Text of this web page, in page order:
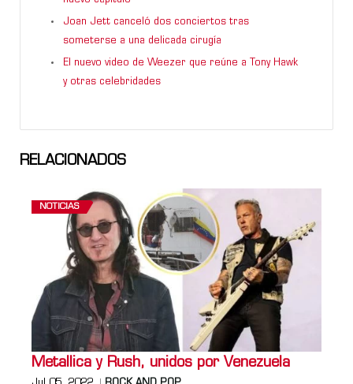
Joan Jett canceló dos conciertos tras
someterse a una delicada cirugía
El nuevo video de Weezer que reúne a Tony Hawk
y otras celebridades
RELACIONADOS
NOTICIAS
Metallica y Rush, unidos por Venezuela